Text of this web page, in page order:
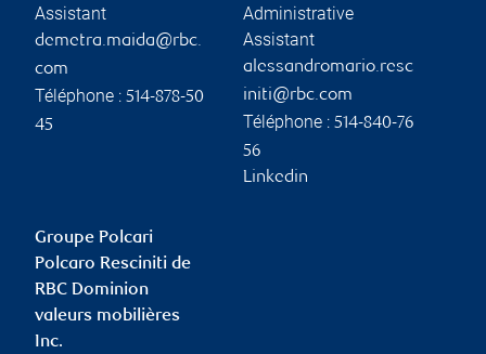
Assistant
demetra.maida@rbc.
com
Téléphone : 514-878-50
45
Administrative
Assistant
alessandromario.resc
initi@rbc.com
Téléphone : 514-840-76
56
Linkedin
Groupe Polcari
Polcaro Resciniti de
RBC Dominion
valeurs mobilières
Inc.